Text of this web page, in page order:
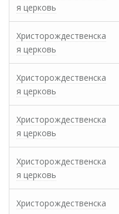
я церковь
Христорождественска
я церковь
Христорождественска
я церковь
Христорождественска
я церковь
Христорождественска
я церковь
Христорождественска